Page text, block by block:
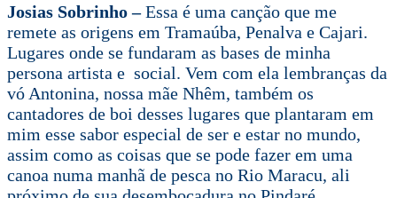
Josias Sobrinho –Essa é uma canção que me
remete as origens em Tramaúba, Penalva e Cajari.
Lugares onde se fundaram as bases de minha
persona artista e social. Vem com ela lembranças da
vó Antonina, nossa mãe Nhêm, também os
cantadores de boi desses lugares que plantaram em
mim esse sabor especial de ser e estar no mundo,
assim como as coisas que se pode fazer em uma
canoa numa manhã de pesca no Rio Maracu, ali